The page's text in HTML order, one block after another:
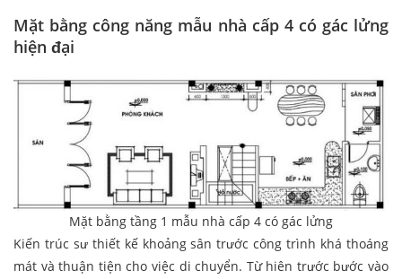
Mặt bằng công năng mẫu nhà cấp 4 có gác lửng
hiện đại
Mặt bằng tầng 1 mẫu nhà cấp 4 có gác lửng
Kiến trúc sư thiết kế khoảng sân trước công trình khá thoáng
mát và thuận tiện cho việc di chuyển. Từ hiên trước bước vào